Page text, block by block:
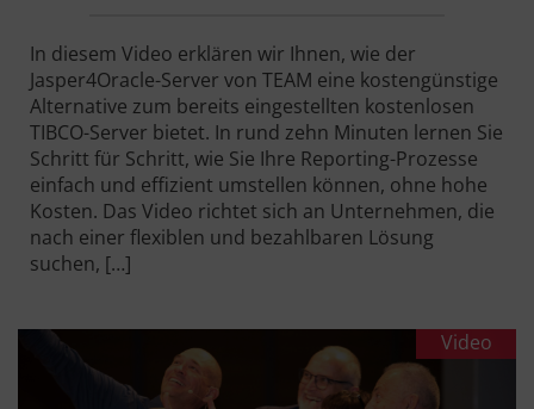
In diesem Video erklären wir Ihnen, wie der
Jasper4Oracle-Server von TEAM eine kostengünstige
Alternative zum bereits eingestellten kostenlosen
TIBCO-Server bietet. In rund zehn Minuten lernen Sie
Schritt für Schritt, wie Sie Ihre Reporting-Prozesse
einfach und effizient umstellen können, ohne hohe
Kosten. Das Video richtet sich an Unternehmen, die
nach einer flexiblen und bezahlbaren Lösung
suchen, […]
Video